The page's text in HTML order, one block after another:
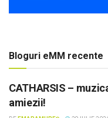
Bloguri eMM recente
CATHARSIS –
amiezii!